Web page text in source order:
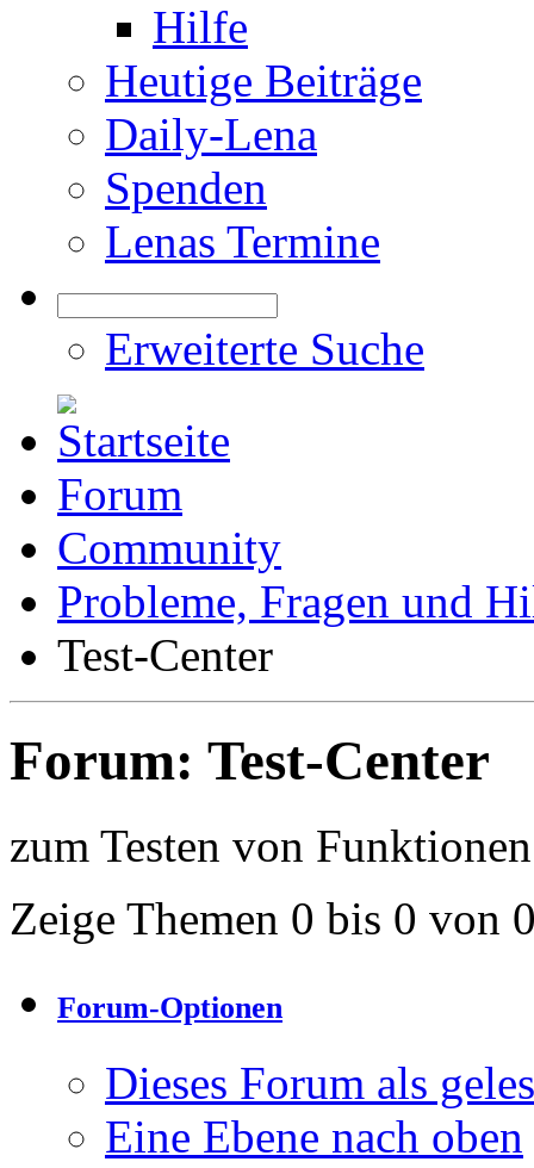
Hilfe
Heutige Beiträge
Daily-Lena
Spenden
Lenas Termine
Erweiterte Suche
Forum
Community
Probleme, Fragen und
Test-Center
Forum: Test-Center
zum Testen von Funktionen
Zeige Themen 0 bis 0 von
Forum-Optionen
Dieses Forum als
Eine Ebene nach oben